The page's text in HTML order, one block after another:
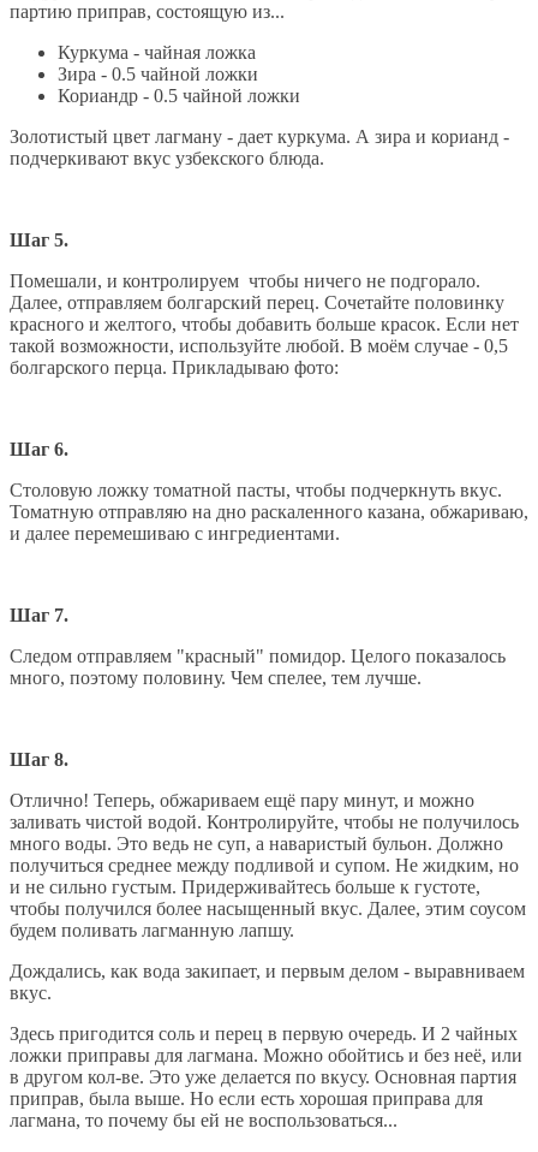
партию приправ, состоящую из...
Куркума - чайная ложка
Зира - 0.5 чайной ложки
Кориандр - 0.5 чайной ложки
Золотистый цвет лагману - дает куркума. А зира и корианд -
подчеркивают вкус узбекского блюда.
Шаг 5.
Помешали, и контролируем чтобы ничего не подгорало.
Далее, отправляем болгарский перец. Сочетайте половинку
красного и желтого, чтобы добавить больше красок. Если нет
такой возможности, используйте любой. В моём случае - 0,5
болгарского перца. Прикладываю фото:
Шаг 6.
Столовую ложку томатной пасты, чтобы подчеркнуть вкус.
Томатную отправляю на дно раскаленного казана, обжариваю,
и далее перемешиваю с ингредиентами.
Шаг 7.
Следом отправляем "красный" помидор. Целого показалось
много, поэтому половину. Чем спелее, тем лучше.
Шаг 8.
Отлично! Теперь, обжариваем ещё пару минут, и можно
заливать чистой водой. Контролируйте, чтобы не получилось
много воды. Это ведь не суп, а наваристый бульон. Должно
получиться среднее между подливой и супом. Не жидким, но
и не сильно густым. Придерживайтесь больше к густоте,
чтобы получился более насыщенный вкус. Далее, этим соусом
будем поливать лагманную лапшу.
Дождались, как вода закипает, и первым делом - выравниваем
вкус.
Здесь пригодится соль и перец в первую очередь. И 2 чайных
ложки приправы для лагмана. Можно обойтись и без неё, или
в другом кол-ве. Это уже делается по вкусу. Основная партия
приправ, была выше. Но если есть хорошая приправа для
лагмана, то почему бы ей не воспользоваться...